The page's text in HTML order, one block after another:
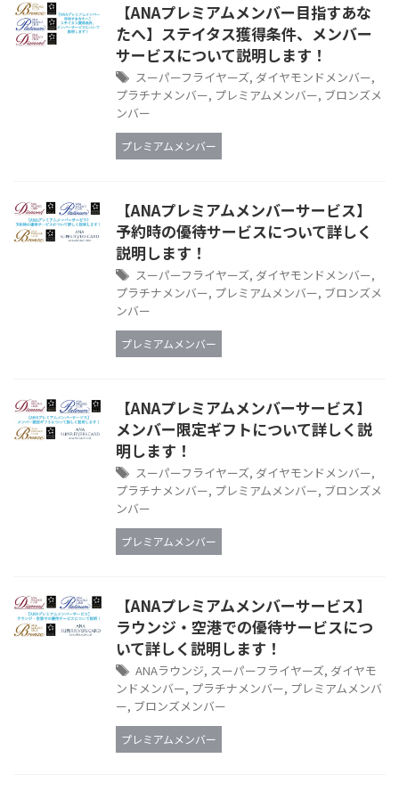
【ANAプレミアムメンバー目指すあな
たへ】ステイタス獲得条件、メンバー
サービスについて説明します！
スーパーフライヤーズ, ダイヤモンドメンバー,
プラチナメンバー, プレミアムメンバー, ブロンズメ
ンバー
プレミアムメンバー
【ANAプレミアムメンバーサービス】
予約時の優待サービスについて詳しく
説明します！
スーパーフライヤーズ, ダイヤモンドメンバー,
プラチナメンバー, プレミアムメンバー, ブロンズメ
ンバー
プレミアムメンバー
【ANAプレミアムメンバーサービス】
メンバー限定ギフトについて詳しく説
明します！
スーパーフライヤーズ, ダイヤモンドメンバー,
プラチナメンバー, プレミアムメンバー, ブロンズメ
ンバー
プレミアムメンバー
【ANAプレミアムメンバーサービス】
ラウンジ・空港での優待サービスにつ
いて詳しく説明します！
ANAラウンジ, スーパーフライヤーズ, ダイヤモ
ンドメンバー, プラチナメンバー, プレミアムメンバ
ー, ブロンズメンバー
プレミアムメンバー